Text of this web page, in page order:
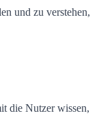
und zu verstehen,
die Nutzer wissen,